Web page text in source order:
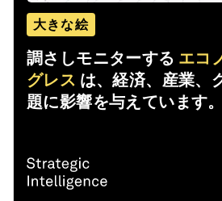
大きな絵
調さしモニターする エコ
グレス は、経済、産業、
題に影響を与えています。